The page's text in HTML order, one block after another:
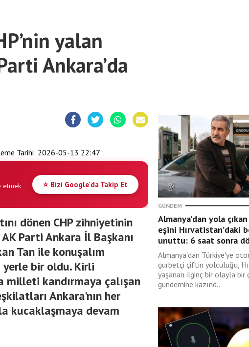
yalan
Ankara’da
Tarihi: 2026-05-13 22:47
etmek
⭐ Bizi Google'da Takip Et
dönen CHP zihniyetinin
Parti Ankara İl Başkanı
Tan ile konuşalım
yerle bir oldu. Kirli
kandırmaya çalışan
Ankara'nın her
kucaklaşmaya devam
GÜNDEM
Almanya’dan yola
eşini Hırvatistan’daki
unuttu: 6 saat sonra
Almanya'dan Türkiye'ye
gurbetçi çiftin yolculuğu,
yaşanan ilginç bir olayla bir
gündemine kazınd..